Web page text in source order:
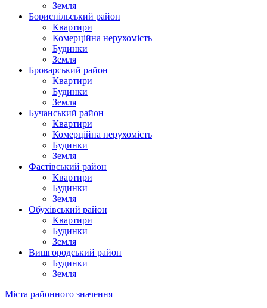
Земля
Бориспільський район
Квартири
Комерційна нерухомість
Будинки
Земля
Броварський район
Квартири
Будинки
Земля
Бучанський район
Квартири
Комерційна нерухомість
Будинки
Земля
Фастівський район
Квартири
Будинки
Земля
Обухівський район
Квартири
Будинки
Земля
Вишгородський район
Будинки
Земля
Міста районного значення